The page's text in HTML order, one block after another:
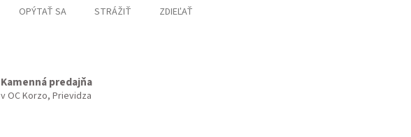
OPÝTAŤ SA STRÁŽIŤ ZDIEĽAŤ
Kamenná predajňa
v OC Korzo, Prievidza